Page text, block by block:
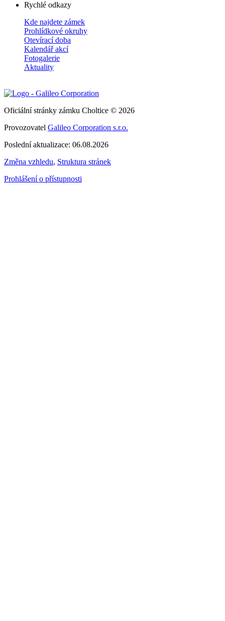
Rychlé odkazy
Kde najdete zámek
Prohlídkové okruhy
Otevírací doba
Kalendář akcí
Fotogalerie
Aktuality
Oficiální stránky zámku Choltice © 2026
Provozovatel Galileo Corporation s.r.o.
Poslední aktualizace: 06.08.2026
Změna vzhledu, Struktura stránek
Prohlášení o přístupnosti